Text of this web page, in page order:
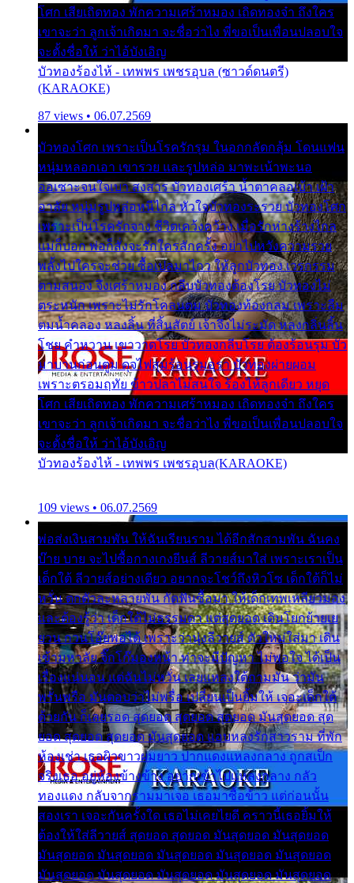
โศก เสียเถิดทอง พักความเศร้าหมอง เถิดทองจ๋า ถึงใคร
เขาจะว่า ลูกเจ้าเกิดมา จะชื่อว่าไง พี่ขอเป็นเพื่อนปลอบใจ
จะตั้งชื่อให้ ว่าไอ้บังเอิญ
บัวทองร้องไห้ - เทพพร เพชรอุบล (ซาวด์ดนตรี)
(KARAOKE)
87 views • 06.07.2569
บัวทองโศก เพราะเป็นโรครักรุม ในอกกลัดกลุ้ม โดนแฟน
หนุ่มหลอกเอา เขารวย และรูปหล่อ มาพะเน้าพะนอ
ออเซาะจนใจเบา สงสาร บัวทองเศร้า น้ำตาคลอเบ้า เฝ้า
อาลัย หนุ่มรูปหล่อหนีไกล หัวใจบัวทองระรวย บัวทองโศก
เพราะเป็นโรครักจาง ชีวิตเคว้งคว้าง เมื่อรักห่างร้างไกล
แม่ก็บอก พ่อก็สั่งจะรักใครสักครั้ง อย่าไปหวังความรวย
พลั้งไปใครจะช่วย ซื้อเปลมาไกว ให้ลูกบัวทอง เวรกรรม
ตามสนอง จึงเศร้าหมอง กลีบบัวทองต้องโรย บัวทองไม่
ตระหนัก เพราะไม่รักโคลนตม บัวทองท้องกลม เพราะลืม
ตมน้ำคลอง หลงลิ้น ที่สิ้นสัตย์ เจ้าจึงไม่ระมัด หลงกลิ่นลิ้น
โชย คำหวาน เขาวาดโรย บัวทองกลีบโรย ต้องร้อนรุม บัว
มาบานก่อนตูม ดุจไฟสุมร้อนรุมอุรา บัวทองผ่ายผอม
เพราะตรอมฤทัย ข้าวปลาไม่สนใจ ร้องไห้ลูกเดียว หยุด
โศก เสียเถิดทอง พักความเศร้าหมอง เถิดทองจ๋า ถึงใคร
เขาจะว่า ลูกเจ้าเกิดมา จะชื่อว่าไง พี่ขอเป็นเพื่อนปลอบใจ
จะตั้งชื่อให้ ว่าไอ้บังเอิญ
บัวทองร้องไห้ - เทพพร เพชรอุบล(KARAOKE)
109 views • 06.07.2569
พ่อส่งเงินสามพัน ให้ฉันเรียนราม ได้อีกสักสามพัน ฉันคง
บ๊าย บาย จะไปซื้อกางเกงยีนส์ ลีวายส์มาใส่ เพราะเราเป็น
เด็กใต้ ลีวายส์อย่างเดียว อยากจะโชว์ถึงหิวโซ เด็กใต้ก็ไม่
หวั่น ตกตัวละหลายพัน กัดฟันซื้อมา ให้เด็กเทพเหลียวมอง
และต้องรู้ว่า เด็กใต้ไม่ธรรมดา แต่สุดยอด เดินโยกย้ายเย
ยวน กวนโอ๊ยพอได้ เพราะว่านุ่งลีวายส์ ตัวใหม่ใส่มา เดิน
เข้ามหาลัย จิ๊กโก๊มองหน้า ท่าจะมีปัญหา ไม่พอใจ ได้เป็น
เรื่องแน่นอน แต่ฉันไม่หวั่น เลยแหลงใต้ถามมัน ว่ามัน
พรั่นพรือ มันตอบว่าไม่พรื่อ เปลี่ยนเป็นยิ้มให้ เจอะเด็กใต้
ด้วยกัน ก็เลยรอด สุดยอด สุดยอด สุดยอด มันสุดยอด สุด
ยอด สุดยอด สุดยอด มันสุดยอด แอบหลงรักสาวราม ที่พัก
ห้องเช่า เธอผิวขาวผมยาว ปากแดงแหลงกลาง ถูกสเป็ก
จริงเธอ อยู่ห้องข้างข้าง อยากเข้าไปแหลงกลาง กลัว
ทองแดง กลับจากรามมาเจอ เธอมาซื้อข้าว แต่ก่อนนั้น
สองเรา เจอะกันครั้งใด เธอไม่เคยไยดี คราวนี้เธอยิ้มให้
ต้องให้ใส่ลีวายส์ สุดยอด สุดยอด มันสุดยอด มันสุดยอด
มันสุดยอด มันสุดยอด มันสุดยอด มันสุดยอด มันสุดยอด
มันสุดยอด มันสุดยอด มันสุดยอด มันสุดยอด มันสุดยอด